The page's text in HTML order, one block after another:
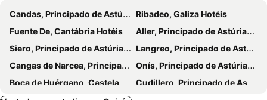
del Arbeyal
La Escandalera
Auditorio - Palacio de Congresos Príncipe Felipe
Lavandera
La Pedrera
Candas, Principado de Astúrias Hotéis
Ribadeo, Galiza Hotéis
Fuente De, Cantábria Hotéis
Aller, Principado de Astúrias Hotéis
Siero, Principado de Astúrias Hotéis
Langreo, Principado de Astúrias Hotéis
Cangas de Narcea, Principado de Astúrias Hotéis
Onís, Principado de Astúrias Hotéis
Boca de Huérgano, Castela e Leão Hotéis
Cudillero, Principado de Astúrias Hotéis